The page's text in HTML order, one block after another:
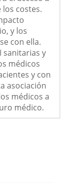
costes.
y los
con ella.
sanitarias y
médicos
y con
asociación
médicos a
médico.